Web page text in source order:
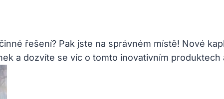
řešení? Pak jste na správném místě! Nové
a dozvíte se víc o tomto inovativním produktech